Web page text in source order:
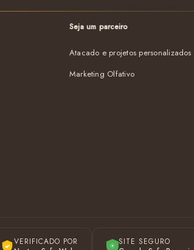
Seja um parceiro
Atacado e projetos personalizados
Marketing Olfativo
VERIFICADO POR
SITE SEGURO